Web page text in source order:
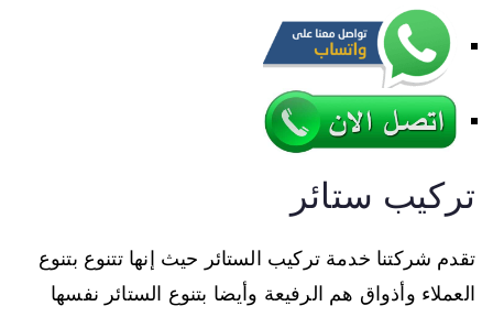
تركيب ستائر
تقدم شركتنا خدمة تركيب الستائر حيث إنها تتنوع بتنوع
العملاء وأذواق هم الرفيعة وأيضا بتنوع الستائر نفسها